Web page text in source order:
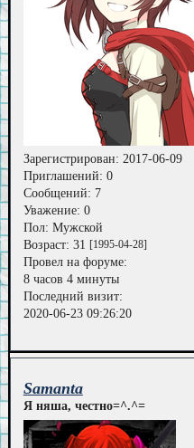
Зарегистрирован: 2017-06-09
Приглашений: 0
Сообщений: 7
Уважение: 0
Пол: Мужской
Возраст: 31 [1995-04-28]
Провел на форуме:
8 часов 4 минуты
Последний визит:
2020-06-23 09:26:20
Samanta
Я няша, честно=^.^=